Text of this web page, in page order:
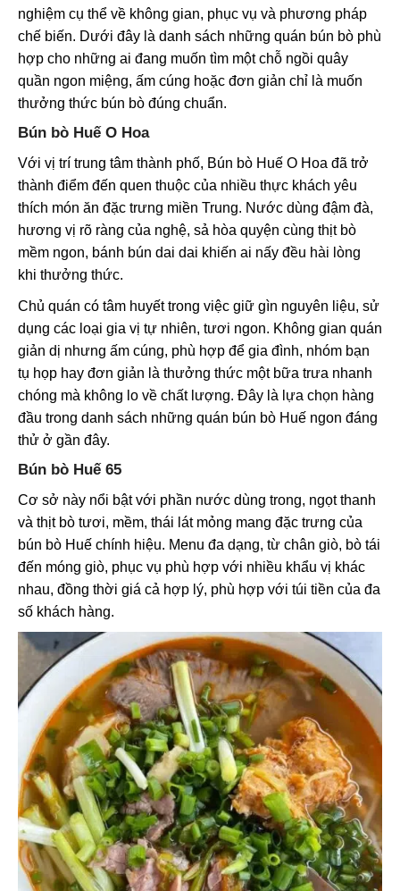
nghiệm cụ thể về không gian, phục vụ và phương pháp
chế biến. Dưới đây là danh sách những quán bún bò phù
hợp cho những ai đang muốn tìm một chỗ ngồi quây
quần ngon miệng, ấm cúng hoặc đơn giản chỉ là muốn
thưởng thức bún bò đúng chuẩn.
Bún bò Huế O Hoa
Với vị trí trung tâm thành phố, Bún bò Huế O Hoa đã trở
thành điểm đến quen thuộc của nhiều thực khách yêu
thích món ăn đặc trưng miền Trung. Nước dùng đậm đà,
hương vị rõ ràng của nghệ, sả hòa quyện cùng thịt bò
mềm ngon, bánh bún dai dai khiến ai nấy đều hài lòng
khi thưởng thức.
Chủ quán có tâm huyết trong việc giữ gìn nguyên liệu, sử
dụng các loại gia vị tự nhiên, tươi ngon. Không gian quán
giản dị nhưng ấm cúng, phù hợp để gia đình, nhóm bạn
tụ họp hay đơn giản là thưởng thức một bữa trưa nhanh
chóng mà không lo về chất lượng. Đây là lựa chọn hàng
đầu trong danh sách những quán bún bò Huế ngon đáng
thử ở gần đây.
Bún bò Huế 65
Cơ sở này nổi bật với phần nước dùng trong, ngọt thanh
và thịt bò tươi, mềm, thái lát mỏng mang đặc trưng của
bún bò Huế chính hiệu. Menu đa dạng, từ chân giò, bò tái
đến móng giò, phục vụ phù hợp với nhiều khẩu vị khác
nhau, đồng thời giá cả hợp lý, phù hợp với túi tiền của đa
số khách hàng.